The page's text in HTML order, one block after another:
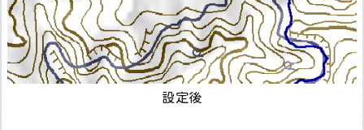
設定後